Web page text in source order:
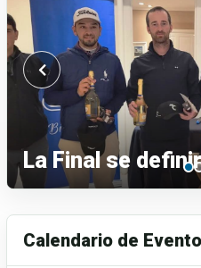
La Final se
Calendario de